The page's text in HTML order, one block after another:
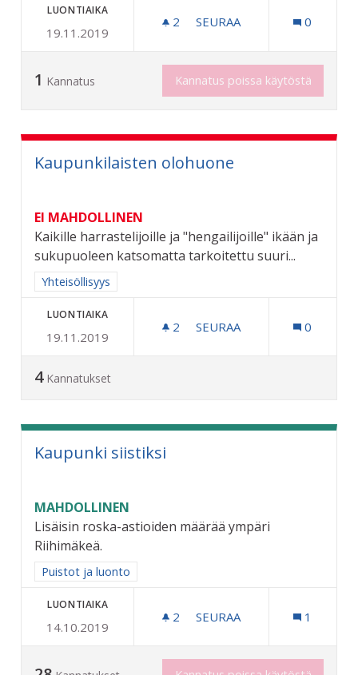
LUONTIAIKA
19.11.2019
2 2 SEURAAJAA
SEURAA 0
1 Kannatus Kannatus poissa käytöstä
Kaupunkilaisten olohuone
EI MAHDOLLINEN
Kaikille harrastelijoille ja "hengailijoille" ikään ja
sukupuoleen katsomatta tarkoitettu suuri...
Rajaa tulokset aihepiirin mukaan: Yhteisöllisyys
Yhteisöllisyys
LUONTIAIKA
19.11.2019
2 2 SEURAAJAA
SEURAA 0
4 Kannatukset
Kaupunki siistiksi
MAHDOLLINEN
Lisäisin roska-astioiden määrää ympäri
Riihimäkeä.
Rajaa tulokset aihepiirin mukaan: Puistot ja luonto
Puistot ja luonto
LUONTIAIKA
14.10.2019
2 2 SEURAAJAA
SEURAA 1